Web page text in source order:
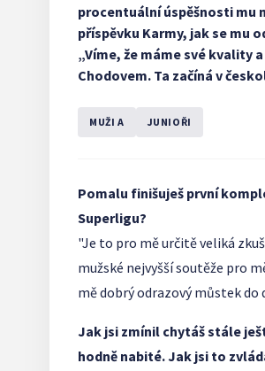
procentuální úspěšnosti mu
příspěvku Karmy, jak se mu
„Víme, že máme své kvality
Chodovem. Ta začíná v
MUŽI A JUNIOŘI
Pomalu finišuješ první
Superligu?
"Je to pro mě určitě veliká
mužské nejvyšší soutěže pro
mě dobrý odrazový můstek do
Jak jsi zmínil chytáš stále
hodně nabité. Jak jsi to